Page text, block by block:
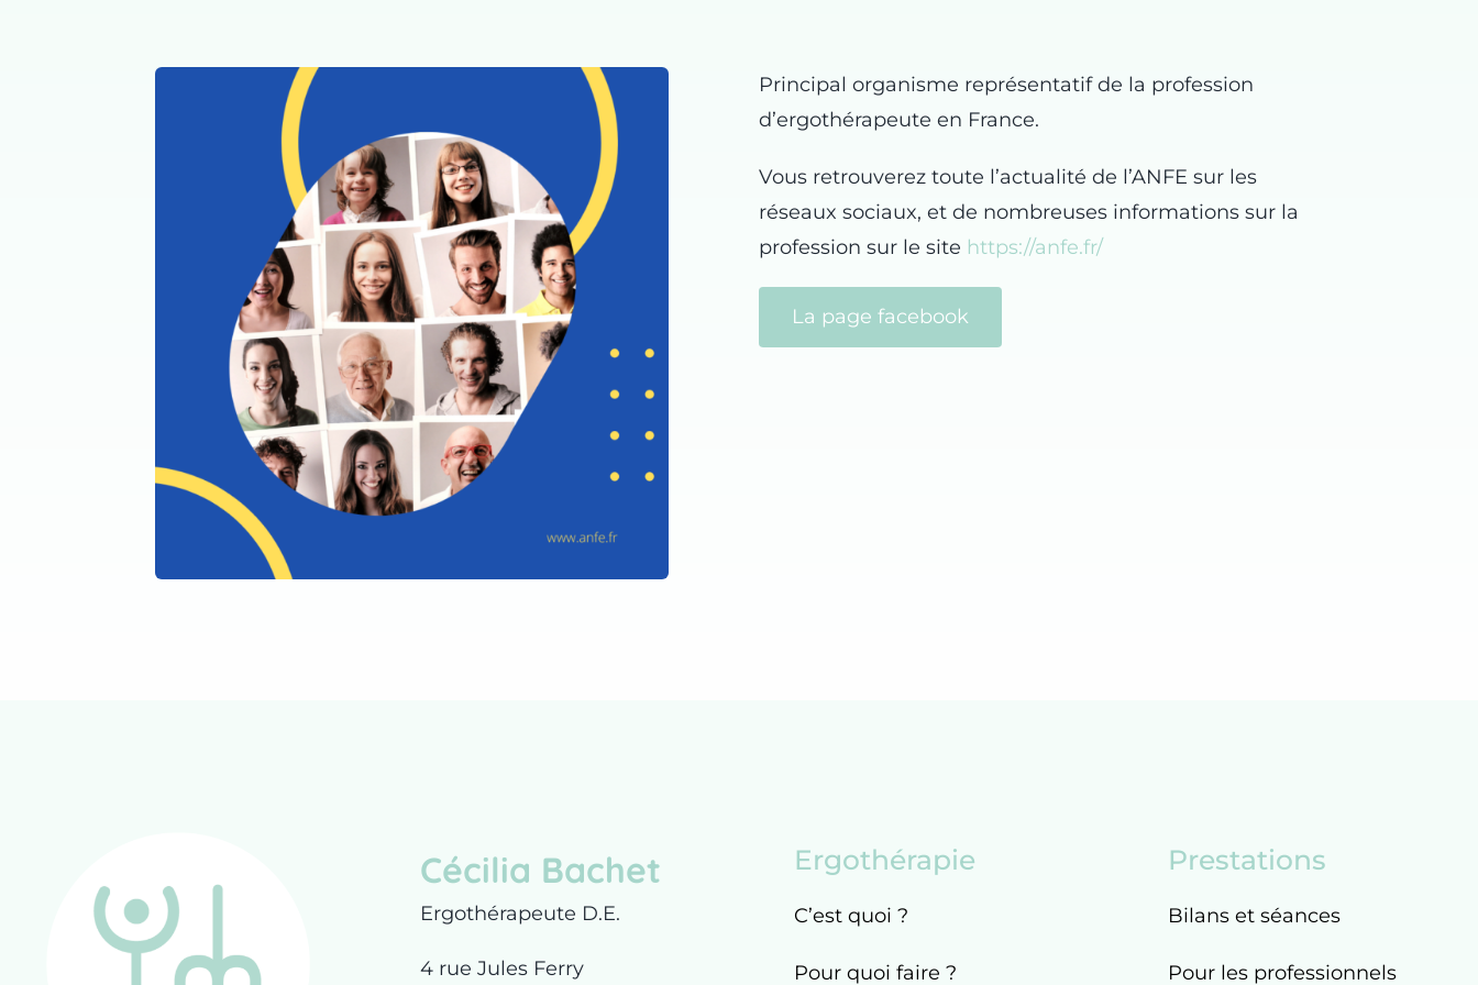
Principal organisme représentatif de la profession
d’ergothérapeute en France.
Vous retrouverez toute l’actualité de l’ANFE sur les
réseaux sociaux, et de nombreuses informations sur la
profession sur le site https://anfe.fr/
La page facebook
Cécilia Bachet
Ergothérapeute D.E.
4 rue Jules Ferry
Ergothérapie
C’est quoi ?
Pour quoi faire ?
Prestations
Bilans et séances
Pour les professionnels